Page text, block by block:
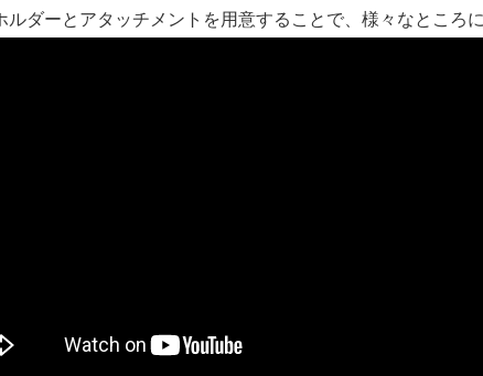
ルダーとアタッチメントを用意することで、様々なところ